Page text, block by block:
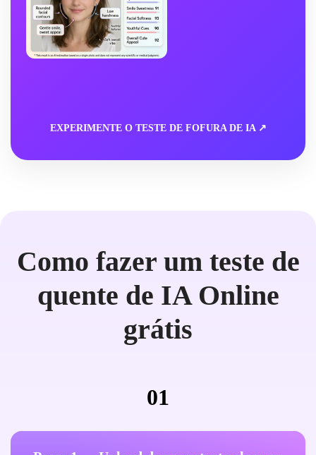
EXPERIMENTE O TESTE DE FOFURA DE IA ↗
Como fazer um teste de
quente de IA Online
grátis
01